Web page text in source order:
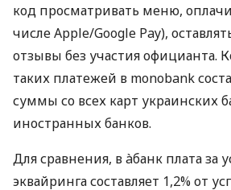
код просматривать меню,
числе Apple/Google Pay),
отзывы без участия официанта.
таких платежей в monobank
суммы со всех карт украинских
иностранных банков.
Для сравнения, в àбанк плата за
эквайринга составляет 1,2% от